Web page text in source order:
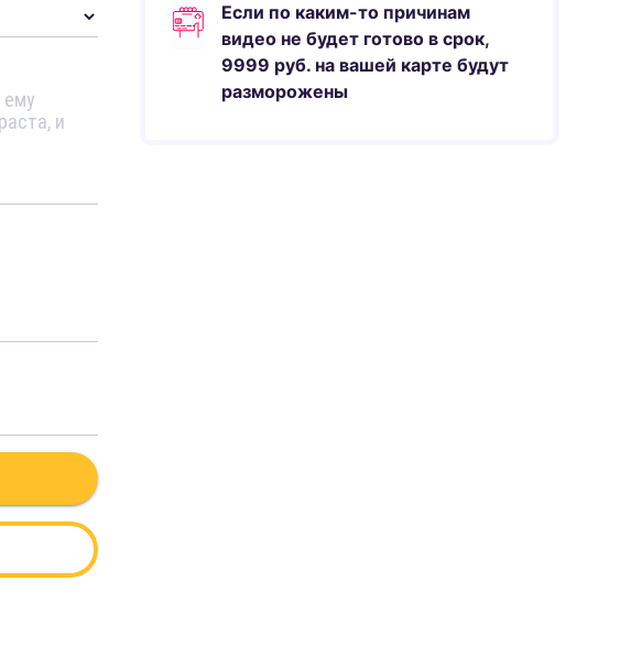
Если по каким-то причинам
видео не будет готово в срок,
9999 руб. на вашей карте будут
разморожены